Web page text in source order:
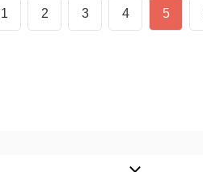
1 2 3 4 5